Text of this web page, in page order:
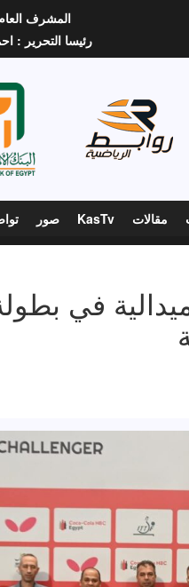
المشرف
رئيسا التحرير :
مقالات KasTv صور
مصر يحقق 17